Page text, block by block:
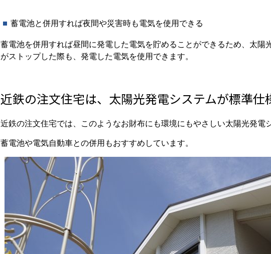
蓄電池と併用すれば夜間や災害時も電気を使用できる
蓄電池を併用すれば昼間に発電した電気を貯めることができるため、太
がストップした際も、発電した電気を使用できます。
近鉄の注文住宅は、太陽光発電システムが標準仕
近鉄の注文住宅では、このようなお財布にも環境にもやさしい太陽光発電
蓄電池や電気自動車との併用もおすすめしています。